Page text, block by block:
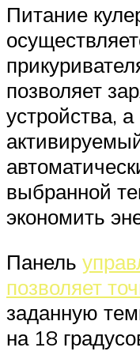
Питание
позволяет
устройства,
выбранной
экономить
Панель
позволяет
заданную
на 18